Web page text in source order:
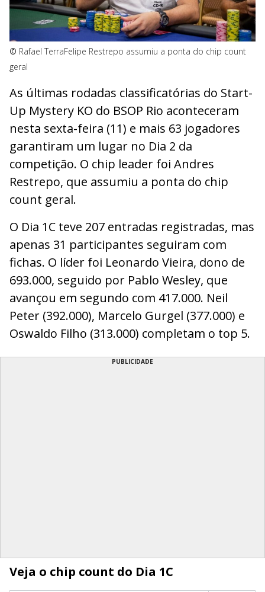
© Rafael TerraFelipe Restrepo assumiu a ponta do chip count
geral
As últimas rodadas classificatórias do Start-
Up Mystery KO do BSOP Rio aconteceram
nesta sexta-feira (11) e mais 63 jogadores
garantiram um lugar no Dia 2 da
competição. O chip leader foi Andres
Restrepo, que assumiu a ponta do chip
count geral.
O Dia 1C teve 207 entradas registradas, mas
apenas 31 participantes seguiram com
fichas. O líder foi Leonardo Vieira, dono de
693.000, seguido por Pablo Wesley, que
avançou em segundo com 417.000. Neil
Peter (392.000), Marcelo Gurgel (377.000) e
Oswaldo Filho (313.000) completam o top 5.
PUBLICIDADE
Veja o chip count do Dia 1C